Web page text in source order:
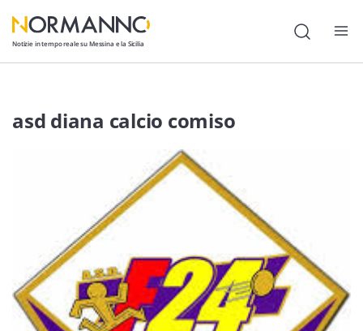
Notizie in tempo reale su Messina e la Sicilia
Attualità
Lavoro
Società
Economia
asd diana calcio comiso